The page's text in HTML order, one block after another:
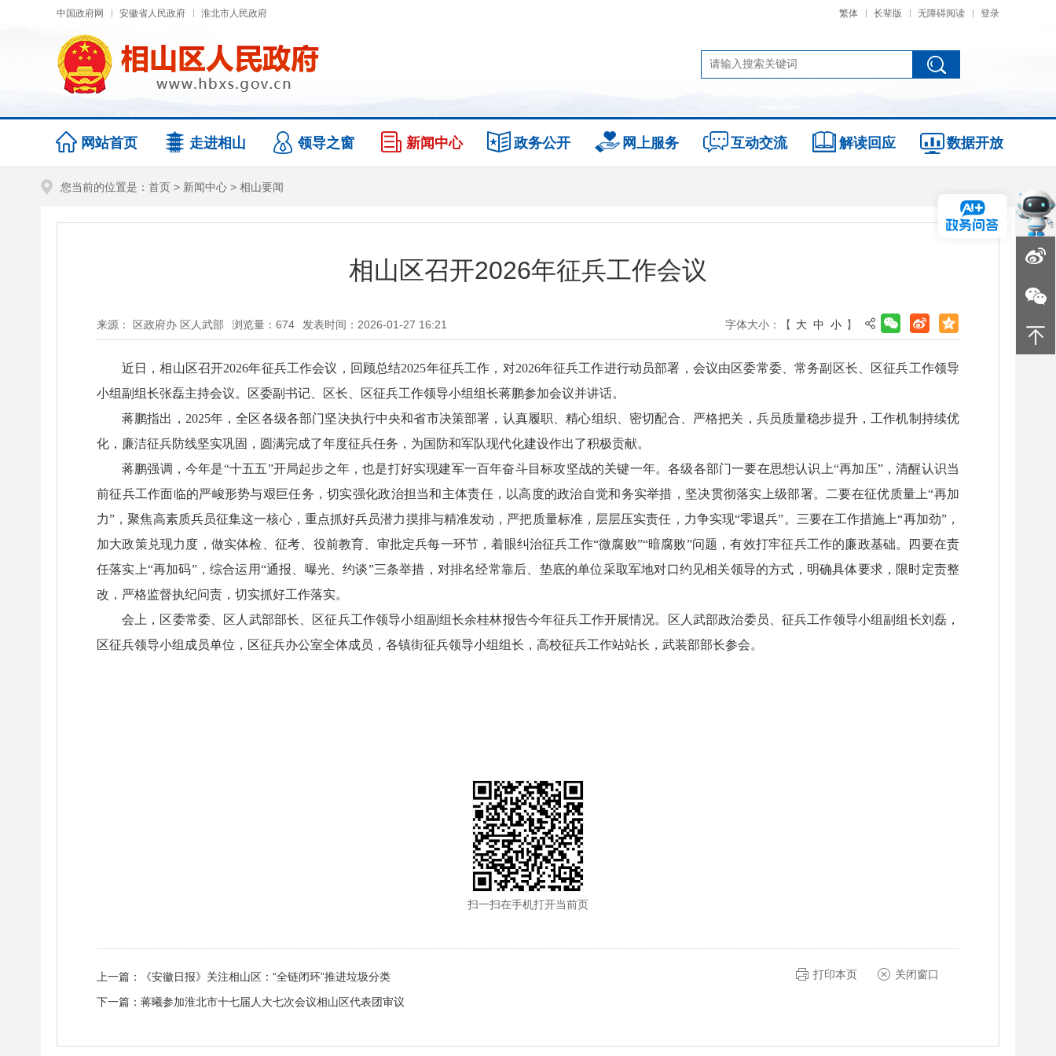
中国政府网 安徽省人民政府 淮北市人民政府 繁体 长辈版 无障碍阅读 登录
网站首页 走进相山 领导之窗 新闻中心 政务公开 网上服务 互动交流 解读回应 数据开放
您当前的位置是： 首页 > 新闻中心 > 相山要闻
相山区召开2026年征兵工作会议
来源： 区政府办 区人武部 浏览量： 674 发表时间：2026-01-27 16:21 字体大小：【 大 中 小 】
近日，相山区召开2026年征兵工作会议，回顾总结2025年征兵工作，对2026年征兵工作进行动员部署，会议由区委常委、常务副区长、区征兵工作领导
小组副组长张磊主持会议。区委副书记、区长、区征兵工作领导小组组长蒋鹏参加会议并讲话。
蒋鹏指出，2025年，全区各级各部门坚决执行中央和省市决策部署，认真履职、精心组织、密切配合、严格把关，兵员质量稳步提升，工作机制持续优
化，廉洁征兵防线坚实巩固，圆满完成了年度征兵任务，为国防和军队现代化建设作出了积极贡献。
蒋鹏强调，今年是“十五五”开局起步之年，也是打好实现建军一百年奋斗目标攻坚战的关键一年。各级各部门一要在思想认识上“再加压”，清醒认识当
前征兵工作面临的严峻形势与艰巨任务，切实强化政治担当和主体责任，以高度的政治自觉和务实举措，坚决贯彻落实上级部署。二要在征优质量上“再加
力”，聚焦高素质兵员征集这一核心，重点抓好兵员潜力摸排与精准发动，严把质量标准，层层压实责任，力争实现“零退兵”。三要在工作措施上“再加劲”，
加大政策兑现力度，做实体检、征考、役前教育、审批定兵每一环节，着眼纠治征兵工作“微腐败”“暗腐败”问题，有效打牢征兵工作的廉政基础。四要在责
任落实上“再加码”，综合运用“通报、曝光、约谈”三条举措，对排名经常靠后、垫底的单位采取军地对口约见相关领导的方式，明确具体要求，限时定责整
改，严格监督执纪问责，切实抓好工作落实。
会上，区委常委、区人武部部长、区征兵工作领导小组副组长余桂林报告今年征兵工作开展情况。区人武部政治委员、征兵工作领导小组副组长刘磊，
区征兵领导小组成员单位，区征兵办公室全体成员，各镇街征兵领导小组组长，高校征兵工作站站长，武装部部长参会。
扫一扫在手机打开当前页
打印本页 关闭窗口
上一篇：
《安徽日报》关注相山区：“全链闭环”推进垃圾分类
下一篇： 蒋曦参加淮北市十七届人大七次会议相山区代表团审议